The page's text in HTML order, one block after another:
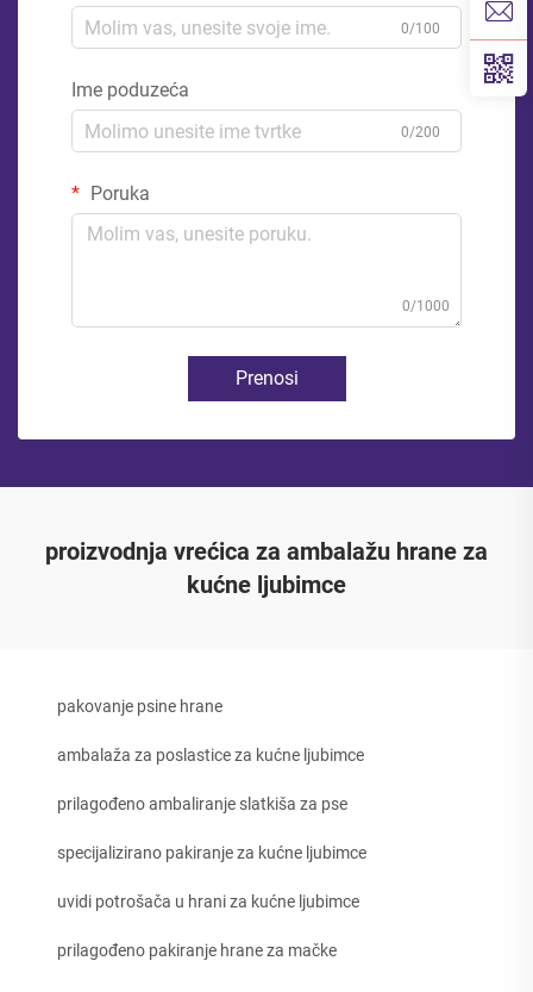
0/100
Ime poduzeća
0/200
Poruka
0/1000
Prenosi
proizvodnja vrećica za ambalažu hrane za
kućne ljubimce
pakovanje psine hrane
ambalaža za poslastice za kućne ljubimce
prilagođeno ambaliranje slatkiša za pse
specijalizirano pakiranje za kućne ljubimce
uvidi potrošača u hrani za kućne ljubimce
prilagođeno pakiranje hranе za mačke